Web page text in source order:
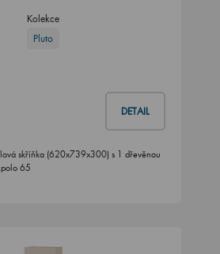
Kolekce
Pluto
DETAIL
skříňka (620x739x300) s 1 dřevěnou
65